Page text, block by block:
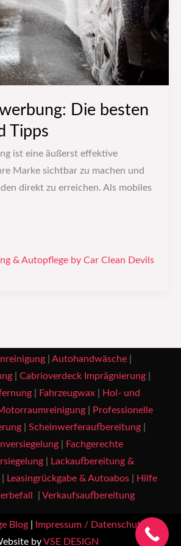
Die besten
Tipps
ist eine äußerst effektive
Marke sichtbar zu machen und
direkt zu erreichen. Als mobiles
& Autopflege by Car Clean Devils
| Autohandwäsche|
| Cabrioverdeck Imprägnierung|
| Fahrzeugwax|
Hol- und
|
Professionelle
| Scheinwerferaufbereitung|
|
Fachgerechte
|
Lackaufbereitung &
Leasingrückgabe & Autoabos|
Hilfe
Verkaufsaufbereitung
Blog| Impressum / Datenschutz
|
by VSE DESIGN